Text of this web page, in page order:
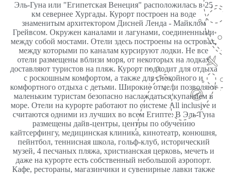
Эль-Гуна или "Египетская Венеция" расположилась в 25
км севернее Хургады. Курорт построен на воде
знаменитым архитектором Дисней Ленда - Майклом
Грейвсом. Окружен каналами и лагунами, соединенными
между собой мостами. Отели здесь построены на островах,
между которыми по каналам курсируют лодки. Не все
отели размещены вблизи моря, от некоторых на лодках
доставляют туристов на пляж. Курорт подходит для отдыха
с роскошным комфортом, а также для спокойного и
комфортного отдыха с детьми. Широкие отмели позволяют
маленьким туристам безопасно наслаждаться купанием в
море. Отели на курорте работают по системе All inclusive и
считаются одними из лучших во всем Египте. В Эль-Гуна
размещены дайв-центры, центры по обучению
кайтсерфингу, медицинская клиника, кинотеатр, конюшня,
пейнтбол, теннисная школа, гольф-клуб, исторический
музей, 4 песчаных пляжа, христианская церковь, мечеть и
даже на курорте есть собственный небольшой аэропорт.
Кафе, рестораны, магазинчики и сувенирные лавки также